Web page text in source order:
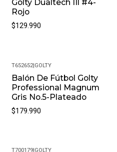
Golty Dualtech IIl #4-
Rojo
$129.990
T652652|GOLTY
Balón De Fútbol Golty
Professional Magnum
Gris No.5-Plateado
$179.990
T700179| GOLTY